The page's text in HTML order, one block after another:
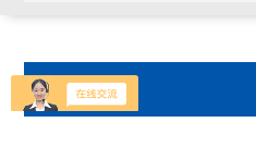
产品分类